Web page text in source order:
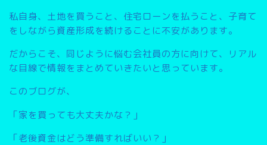
私自身、土地を買うこと、住宅ローンを払うこと、子育て
をしながら資産形成を続けることに不安があります。
だからこそ、同じように悩む会社員の方に向けて、リアル
な目線で情報をまとめていきたいと思っています。
このブログが、
「家を買っても大丈夫かな？」
「老後資金はどう準備すればいい？」